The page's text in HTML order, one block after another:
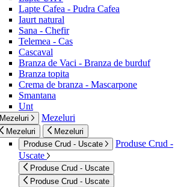
Lapte Cafea - Pudra Cafea
Iaurt natural
Sana - Chefir
Telemea - Cas
Cascaval
Branza de Vaci - Branza de burduf
Branza topita
Crema de branza - Mascarpone
Smantana
Unt
Mezeluri Mezeluri
Mezeluri
Mezeluri
Produse Crud - Uscate
Produse Crud -
Uscate
Produse Crud - Uscate
Produse Crud - Uscate